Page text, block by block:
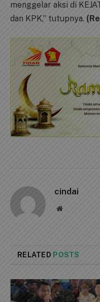
menggelar aksi di
dan KPK,” tutupnya.
cindai
Website
RELATED POSTS